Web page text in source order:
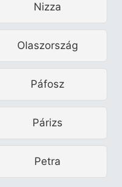
Nizza
Olaszország
Páfosz
Párizs
Petra